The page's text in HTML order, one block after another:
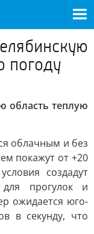
погоду
область теплую
облачным и без
покажут от +20
создадут
прогулок и
ожидается юго-
в секунду, что